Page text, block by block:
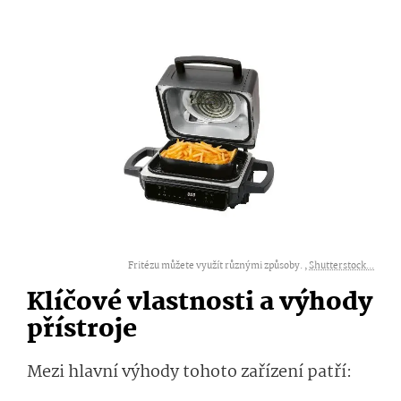
Fritézu můžete využít různými způsoby. ,Shutterstock...
Klíčové vlastnosti a výhody
přístroje
Mezi hlavní výhody tohoto zařízení patří: